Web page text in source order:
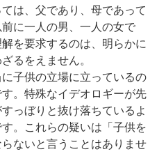
は、父であり、母であって
に一人の男、一人の女で
を要求するのは、明らかに
るをえません。
子供の立場に立っているの
。特殊なイデオロギーが先
っぼりと抜け落ちているよ
。これらの疑いは「子供を
ないと言うことはありませ